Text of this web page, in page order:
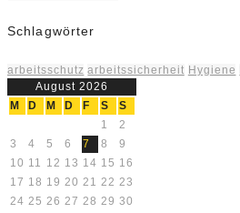
Schlagwörter
arbeitsschutz arbeitssicherheit Hygiene
August 2026
M
D M D F S
S
1
2
3
4 5 6 7 8
9
10 11 12 13 14 15 16
17 18 19 20 21 22 23
24 25 26 27 28 29 30